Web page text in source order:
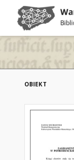
OBIEKT